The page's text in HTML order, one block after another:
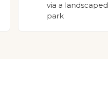
via a landscaped
park